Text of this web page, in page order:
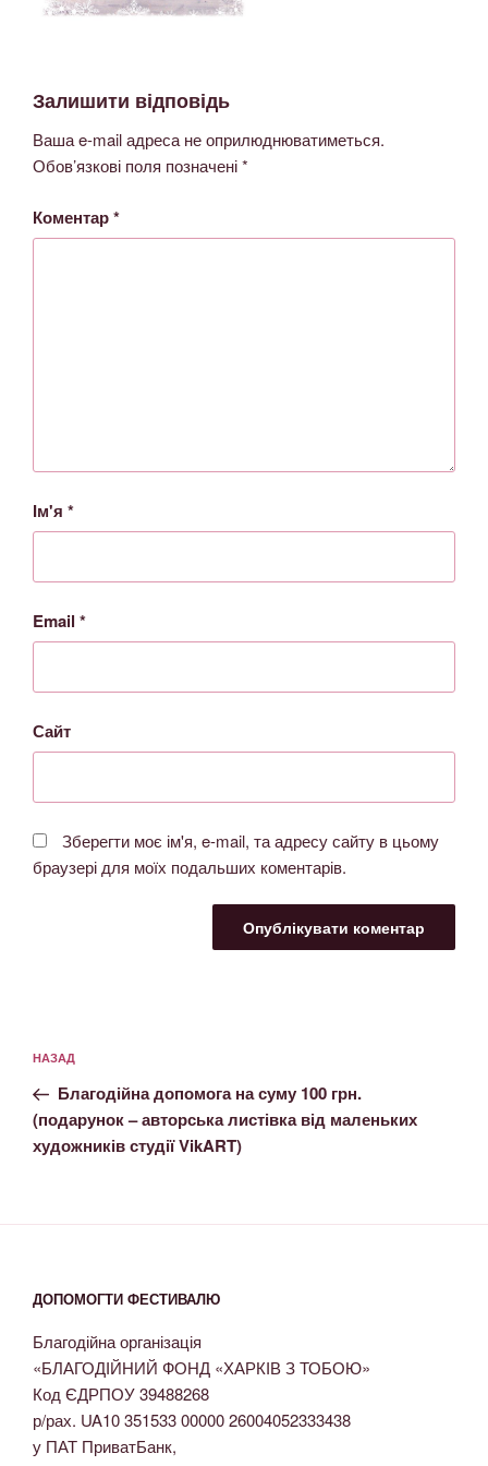
Залишити відповідь
Ваша e-mail адреса не оприлюднюватиметься.
Обов’язкові поля позначені*
Коментар*
Ім'я *
Email *
Сайт
Зберегти моє ім'я, e-mail, та адресу сайту в цьому
браузері для моїх подальших коментарів.
НАЗАД
Благодійна допомога на суму 100 грн.
(подарунок – авторська листівка від маленьких
художників студії VikART)
ДОПОМОГТИ ФЕСТИВАЛЮ
Благодійна організація
«БЛАГОДІЙНИЙ ФОНД «ХАРКІВ З ТОБОЮ»
Код ЄДРПОУ 39488268
р/рах. UA10 351533 00000 26004052333438
у ПАТ ПриватБанк,